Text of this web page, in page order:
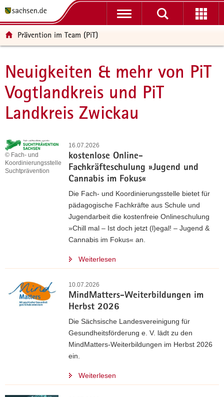
t
ü
b
e
g
e
f
g
t
t
n
a
v
g
t
o
p
n
h
a
t
t
e
n
o
m
a
t
t
-
B
e
e
c
h
Prävention im Team (PiT)
Hauptinhalt
Neuigkeiten & mehr von PiT
Vogtlandkreis und PiT
Landkreis Zwickau
16.07.2026
kostenlose Online-
Fachkräfteschulung »Jugend und
Cannabis im Fokus«
© Fach- und
Koordinierungsstelle
Suchtprävention
Die Fach- und Koordinierungsstelle bietet für
pädagogische Fachkräfte aus Schule und
Jugendarbeit die kostenfreie Onlineschulung
»Chill mal – Ist doch jetzt (l)egal! – Jugend &
Cannabis im Fokus« an.
Weiterlesen
10.07.2026
MindMatters-Weiterbildungen im
Herbst 2026
Die Sächsische Landesvereinigung für
Gesundheitsförderung e. V. lädt zu den
MindMatters-Weiterbildungen im Herbst 2026
ein.
Weiterlesen